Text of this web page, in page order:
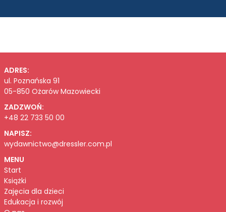
ADRES:
ul. Poznańska 91
05-850 Ożarów Mazowiecki
ZADZWOŃ:
+48 22 733 50 00
NAPISZ:
wydawnictwo@dressler.com.pl
MENU
Start
Książki
Zajęcia dla dzieci
Edukacja i rozwój